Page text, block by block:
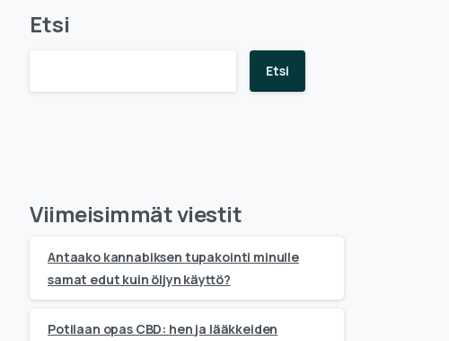
Etsi
Etsi
Viimeisimmät viestit
Antaako kannabiksen tupakointi minulle
samat edut kuin öljyn käyttö?
Potilaan opas CBD: hen ja lääkkeiden